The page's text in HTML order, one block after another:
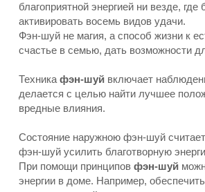
благоприятной энергией ни везде,
активировать восемь видов удачи.
Фэн-шуй не магия, а способ жизни к
счастье в семью, дать возможности
Техника фэн-шуй включает
делается с целью найти лучшее
вредные влияния.
Состояние наружною фэн-шуй
фэн-шуй усилить благотворную
При помощи принципов фэн-шуй
энергии в доме. Например,